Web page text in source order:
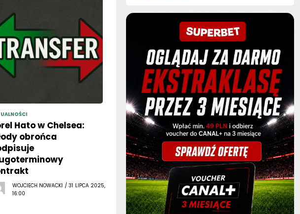
Hato w Chelsea:
obrońca
WOJCIECH NOWACKI / 31 LIPCA 2025,
16:00